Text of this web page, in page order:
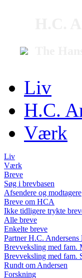
Liv
H.C.
Værk
Liv
Værk
Breve
Søg i brevbasen
Afsendere og modtagere
Breve om HCA
Ikke tidligere trykte
Alle breve
Enkelte breve
Partner H.C. Andersens
Brevveksling med fam.
Brevveksling med fam.
Rundt om Andersen
Forskning